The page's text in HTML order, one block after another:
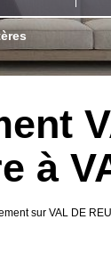
à
sur VAL DE